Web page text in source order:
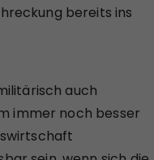
bereits ins
auch
immer noch besser